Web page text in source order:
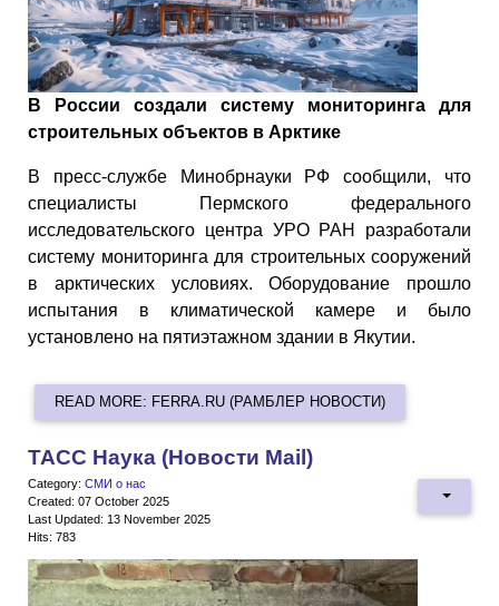
В России создали систему мониторинга для
строительных объектов в Арктике
В пресс-службе Минобрнауки РФ сообщили, что
специалисты Пермского федерального
исследовательского центра УРО РАН разработали
систему мониторинга для строительных сооружений
в арктических условиях. Оборудование прошло
испытания в климатической камере и было
установлено на пятиэтажном здании в Якутии.
READ MORE: FERRA.RU (РАМБЛЕР НОВОСТИ)
ТАСС Наука (Новости Mail)
Category: СМИ о нас
Created: 07 October 2025
Last Updated: 13 November 2025
Hits: 783